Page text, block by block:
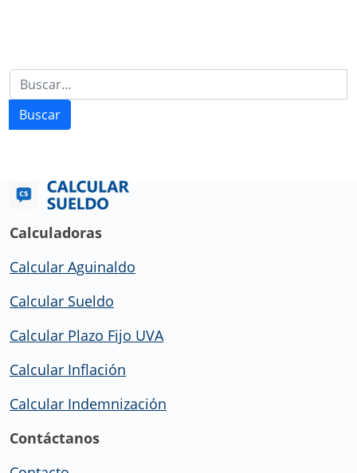
Buscar
Calculadoras
Calcular Aguinaldo
Calcular Sueldo
Calcular Plazo Fijo UVA
Calcular Inflación
Calcular Indemnización
Contáctanos